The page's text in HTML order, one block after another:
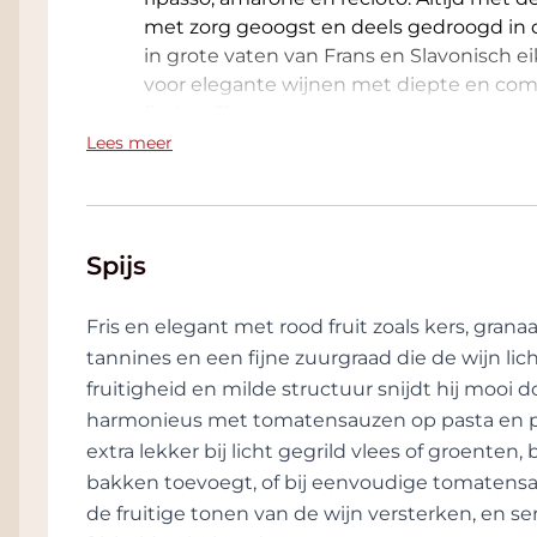
met zorg geoogst en deels gedroogd in
in grote vaten van Frans en Slavonisch
voor elegante wijnen met diepte en
landschap en
vasthouden en geleidelijk afgeeft. Zo
herkenbaar en elegant
natuurvriendelijke
Rubinelli Vajol gebruikt geen
ze mechanisch en zaaien ze kruiden
grond te verrijken. Oogsten gebeurt
kracht van het land, in stijl en smaak
Lees meer
Spijs
Fris en elegant met rood fruit zoals kers,
tannines en een fijne zuurgraad die de wijn
fruitigheid en milde structuur snijdt hij mooi
harmonieus met tomatensauzen op pasta en
extra lekker bij licht gegrild vlees of groenten,
bakken toevoegt, of bij eenvoudige
de fruitige tonen van de wijn versterken, en